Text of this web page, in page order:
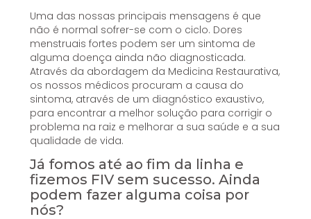
Uma das nossas principais mensagens é que
não é normal sofrer-se com o ciclo. Dores
menstruais fortes podem ser um sintoma de
alguma doença ainda não diagnosticada.
Através da abordagem da Medicina Restaurativa,
os nossos médicos procuram a causa do
sintoma, através de um diagnóstico exaustivo,
para encontrar a melhor solução para corrigir o
problema na raiz e melhorar a sua saúde e a sua
qualidade de vida.
Já fomos até ao fim da linha e
fizemos FIV sem sucesso. Ainda
podem fazer alguma coisa por
nós?